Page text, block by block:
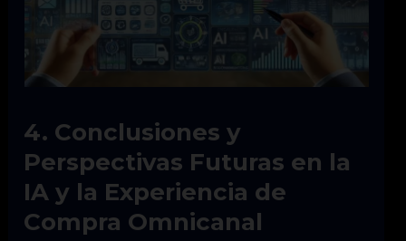
4. Conclusiones y
Perspectivas Futuras en la
IA y la Experiencia de
Compra Omnicanal